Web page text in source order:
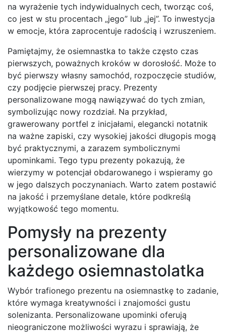
na wyrażenie tych indywidualnych cech, tworząc coś,
co jest w stu procentach „jego” lub „jej”. To inwestycja
w emocje, która zaprocentuje radością i wzruszeniem.
Pamiętajmy, że osiemnastka to także często czas
pierwszych, poważnych kroków w dorosłość. Może to
być pierwszy własny samochód, rozpoczęcie studiów,
czy podjęcie pierwszej pracy. Prezenty
personalizowane mogą nawiązywać do tych zmian,
symbolizując nowy rozdział. Na przykład,
grawerowany portfel z inicjałami, elegancki notatnik
na ważne zapiski, czy wysokiej jakości długopis mogą
być praktycznymi, a zarazem symbolicznymi
upominkami. Tego typu prezenty pokazują, że
wierzymy w potencjał obdarowanego i wspieramy go
w jego dalszych poczynaniach. Warto zatem postawić
na jakość i przemyślane detale, które podkreślą
wyjątkowość tego momentu.
Pomysły na prezenty
personalizowane dla
każdego osiemnastolatka
Wybór trafionego prezentu na osiemnastkę to zadanie,
które wymaga kreatywności i znajomości gustu
solenizanta. Personalizowane upominki oferują
nieograniczone możliwości wyrazu i sprawiają, że